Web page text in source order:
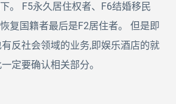
。 F5永久居住权者、F6结婚移民
复国籍者最后是F2居住者。 但是即
反社会领域的业务,即娱乐酒店的就
定要确认相关部分。